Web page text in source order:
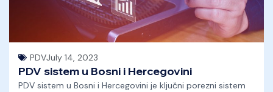
PDVJuly 14, 2023
PDV sistem u Bosni i Hercegovini
PDV sistem u Bosni i Hercegovini je ključni porezni sistem